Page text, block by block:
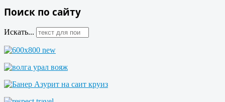
Поиск по сайту
Искать...